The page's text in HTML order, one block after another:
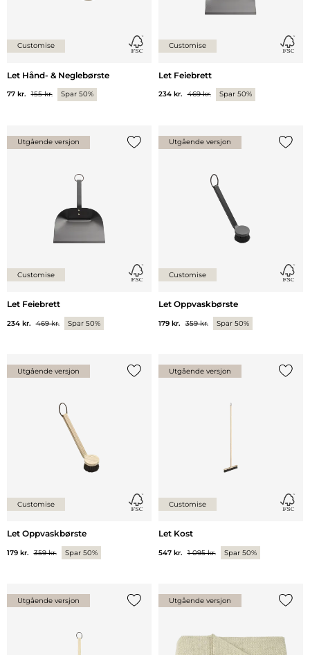
Customise
Let Hånd- & Neglebørste
77 kr. 155 kr. Spar 50%
Customise
Let Feiebrett
234 kr. 469 kr. Spar 50%
Utgående versjon
Customise
Let Feiebrett
234 kr. 469 kr. Spar 50%
Utgående versjon
Customise
Let Oppvaskbørste
179 kr. 359 kr. Spar 50%
Utgående versjon
Customise
Let Oppvaskbørste
179 kr. 359 kr. Spar 50%
Utgående versjon
Customise
Let Kost
547 kr. 1 095 kr. Spar 50%
Utgående versjon Utgående versjon